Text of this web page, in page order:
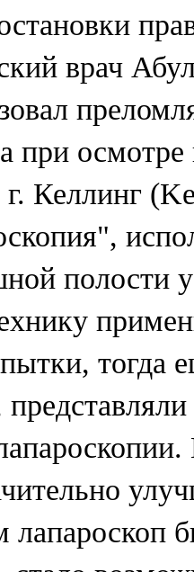
врач
при
Келлинг
полости
тогда
лапароскоп